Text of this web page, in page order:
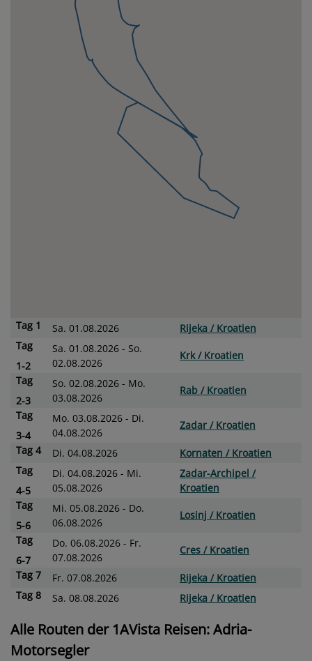
Tag 1 Sa. 01.08.2026
Rijeka / Kroatien
Tag
1-2
Sa. 01.08.2026 - So.
02.08.2026
Krk / Kroatien
Tag
2-3
So. 02.08.2026 - Mo.
03.08.2026
Rab / Kroatien
Tag
3-4
Mo. 03.08.2026 - Di.
04.08.2026
Zadar / Kroatien
Tag 4 Di. 04.08.2026
Kornaten / Kroatien
Tag
4-5
Di. 04.08.2026 - Mi.
05.08.2026
Zadar-Archipel /
Kroatien
Tag
5-6
Mi. 05.08.2026 - Do.
06.08.2026
Losinj / Kroatien
Tag
6-7
Do. 06.08.2026 - Fr.
07.08.2026
Cres / Kroatien
Tag 7 Fr. 07.08.2026
Rijeka / Kroatien
Tag 8 Sa. 08.08.2026 Rijeka / Kroatien
Alle Routen der 1AVista Reisen: Adria-
Motorsegler